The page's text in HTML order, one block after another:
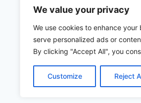
We value your privacy
We use cookies to enhance
serve personalized ads or
By clicking "Accept All", you
Customize Reject
CABLE
DE
DINTEL
EN
NUESTRA
TIENDA
ONLINE